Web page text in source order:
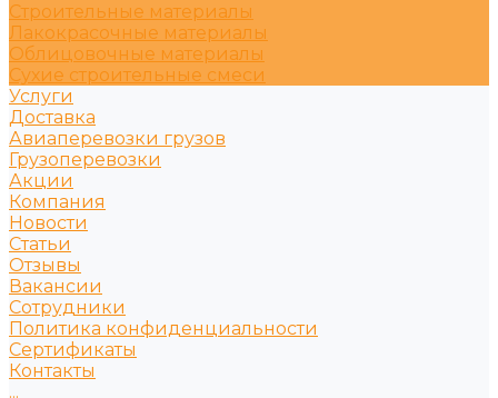
Строительные материалы
Лакокрасочные материалы
Облицовочные материалы
Сухие строительные смеси
Услуги
Доставка
Авиаперевозки грузов
Грузоперевозки
Акции
Компания
Новости
Статьи
Отзывы
Вакансии
Сотрудники
Политика конфиденциальности
Сертификаты
Контакты
...